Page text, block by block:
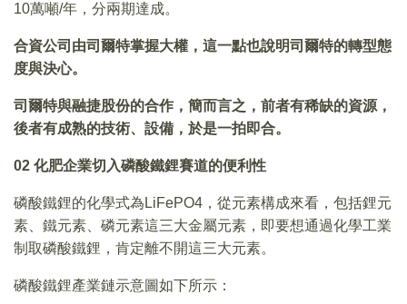
10萬噸/年，分兩期達成。
合資公司由司爾特掌握大權，這一點也說明司爾特的轉型態
度與決心。
司爾特與融捷股份的合作，簡而言之，前者有稀缺的資源，
後者有成熟的技術、設備，於是一拍即合。
02 化肥企業切入磷酸鐵鋰賽道的便利性
磷酸鐵鋰的化學式為LiFePO4，從元素構成來看，包括鋰元
素、鐵元素、磷元素這三大金屬元素，即要想通過化學工業
制取磷酸鐵鋰，肯定離不開這三大元素。
磷酸鐵鋰產業鏈示意圖如下所示：